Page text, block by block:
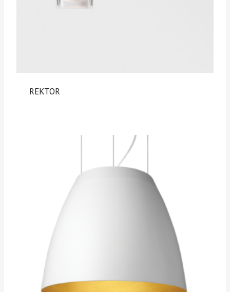
REKTOR